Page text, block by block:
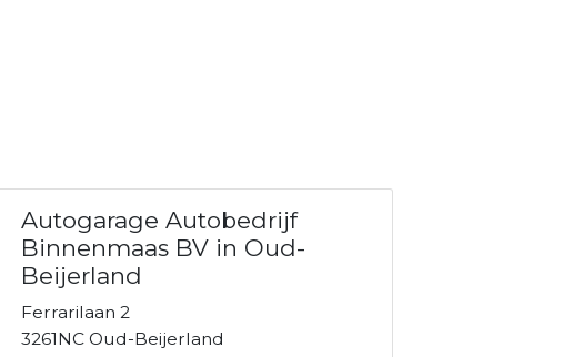
Autogarage Autobedrijf
Binnenmaas BV in Oud-
Beijerland
Ferrarilaan 2
3261NC Oud-Beijerland